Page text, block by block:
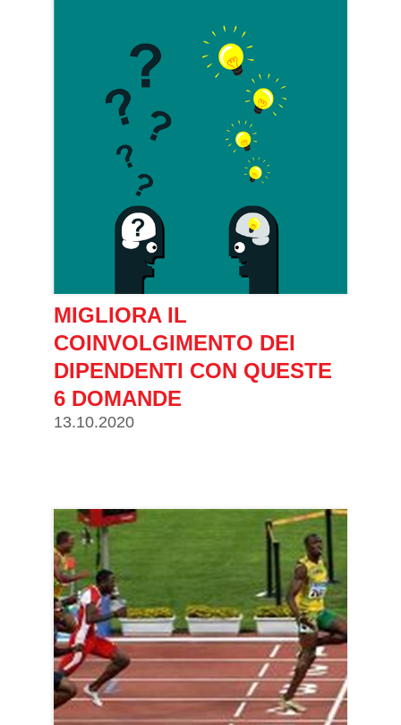
MIGLIORA IL
COINVOLGIMENTO DEI
DIPENDENTI CON QUESTE
6 DOMANDE
13.10.2020